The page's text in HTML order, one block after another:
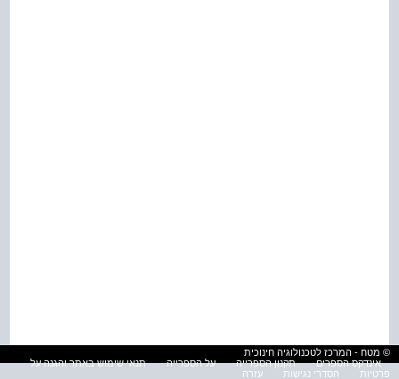
© מטח - המרכז לטכנולוגיה חינוכית
אינדקס הספרים
תקנון הספרייה על הספרייה
תנאי שימוש באתר והגנה על
פרטיות
הסדרי נגישות עזרה